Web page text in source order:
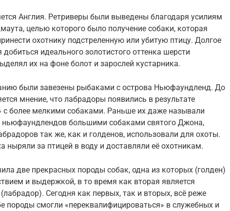
Англия. Ретриверы были выведены благодаря усилиям
целью которого было получение собаки, которая
охотнику подстреленную или убитую птицу. Долгое
идеального золотистого оттенка шерсти
их на фоне болот и зарослей кустарника.
были завезены рыбаками с острова Ньюфаундленд. До
мнение, что лабрадоры появились в результате
с более мелкими собаками. Раньше их даже называли
ньюфаундлендов большими собаками святого Джона,
так же, как и голденов, использовали для охоты.
ныряли за птицей в воду и доставляли её охотникам.
две прекрасных породы собак, одна из которых (голден)
и выдержкой, в то время как вторая является
Сегодня как первых, так и вторых, всё реже
породы смогли «переквалифицироваться» в служебных и